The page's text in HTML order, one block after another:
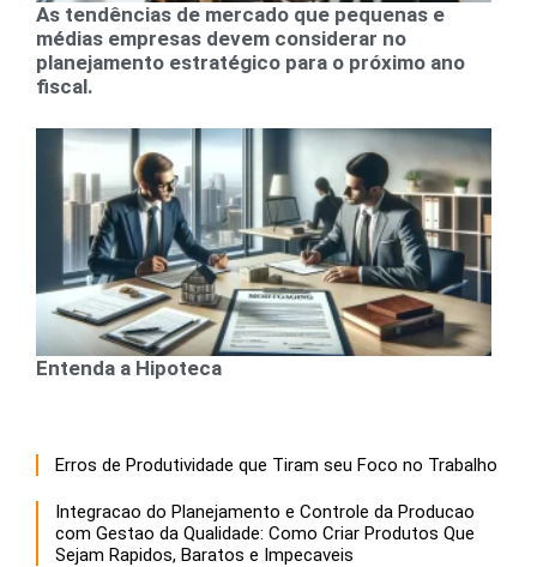
As tendências de mercado que pequenas e
médias empresas devem considerar no
planejamento estratégico para o próximo ano
fiscal.
Entenda a Hipoteca
Erros de Produtividade que Tiram seu Foco no Trabalho
Integracao do Planejamento e Controle da Producao
com Gestao da Qualidade: Como Criar Produtos Que
Sejam Rapidos, Baratos e Impecaveis